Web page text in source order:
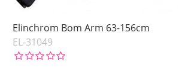
Elinchrom Bom Arm 63-156cm
EL-31049